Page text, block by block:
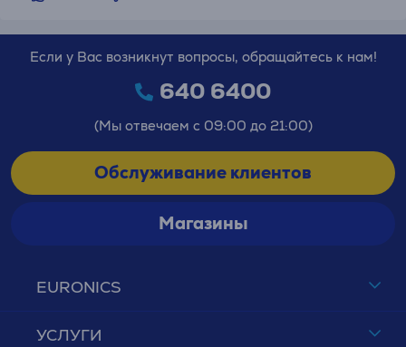
EURONICS
УСЛУГИ
Если у Вас возникнут вопросы, обращайтесь к нам!
640 6400
(Мы отвечаем с 09:00 до 21:00)
Обслуживание клиентов
Магазины